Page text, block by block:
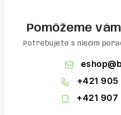
Pomôžeme
Potrebujete s niečím
eshop@
+421 905
+421 907